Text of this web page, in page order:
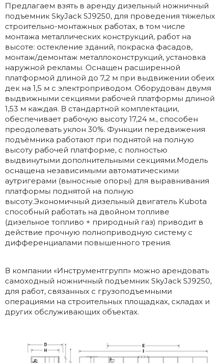
Предлагаем взять в аренду дизельный ножничный
подъемник SkyJack SJ9250, для проведения тяжелых
строительно-монтажных работах, в том числе
монтажа металлических конструкций, работ на
высоте: остекление зданий, покраска фасадов,
монтаж/демонтаж металлоконструкций, установка
наружной рекламы. Оснащен расширенной
платформой длиной до 7,2 м при выдвижении обеих
дек на 1,5 м с электроприводом. Оборудован двумя
выдвижными секциями рабочей платформы длиной
1,53 м каждая. В стандартной комплектации,
обеспечивает рабочую высоту 17,24 м., способен
преодолевать уклон 30%. Функции передвижения
подъёмника работают при поднятой на полную
высоту рабочей платформе, с полностью
выдвинутыми дополнительными секциями.Модель
оснащена независимыми автоматическими
аутригерами (выносные опоры) для выравнивания
платформы поднятой на полную
высоту.Экономичный дизельный двигатель Kubota
способный работать на двойном топливе
(дизельное топливо + природный газ) приводит в
действие прочную полноприводную систему с
дифференциалами повышенного трения.
В компании «Инструментгрупп» можно арендовать
самоходный ножничный подъемник SkyJack SJ9250,
для работ, связанных с грузоподъемными
операциями на строительных площадках, складах и
других обслуживающих объектах.